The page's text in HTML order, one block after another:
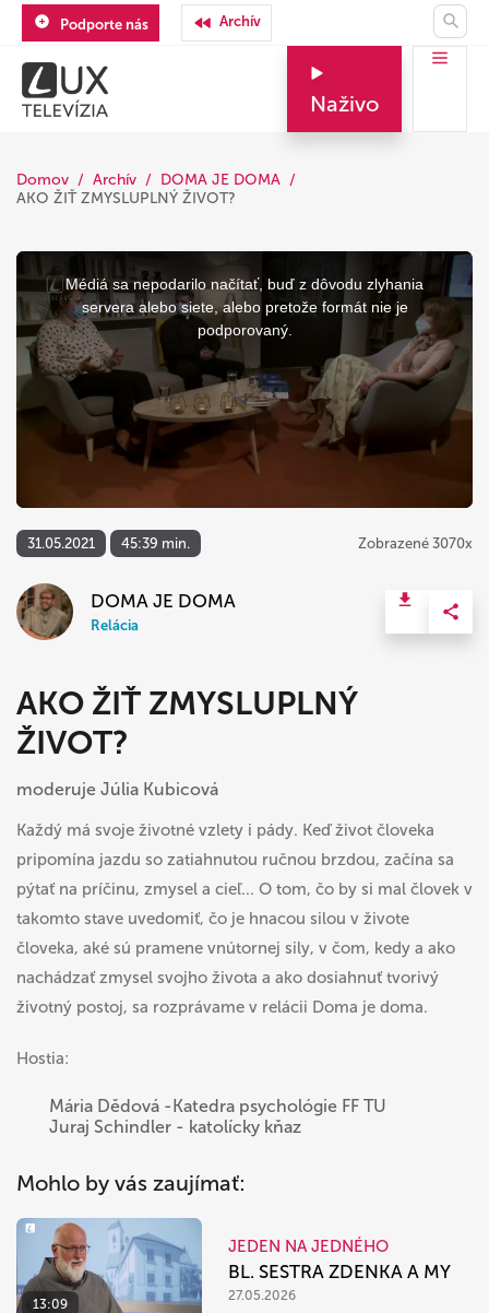
Podporte nás Archív
Naživo
Domov Archív
DOMA JE DOMA
AKO ŽIŤ ZMYSLUPLNÝ ŽIVOT?
This
window.
Médiá sa nepodarilo načítať, buď z dôvodu zlyhania
servera alebo siete, alebo pretože formát nie je
podporovaný.
31.05.2021 45:39 min. Zobrazené 3070x
DOMA JE DOMA
Relácia
AKO ŽIŤ ZMYSLUPLNÝ
ŽIVOT?
moderuje Júlia Kubicová
Každý má svoje životné vzlety i pády. Keď život človeka
pripomína jazdu so zatiahnutou ručnou brzdou, začína sa
pýtať na príčinu, zmysel a cieľ... O tom, čo by si mal človek v
takomto stave uvedomiť, čo je hnacou silou v živote
človeka, aké sú pramene vnútornej sily, v čom, kedy a ako
nachádzať zmysel svojho života a ako dosiahnuť tvorivý
životný postoj, sa rozprávame v relácii Doma je doma.
Hostia:
Mária Dědová -Katedra psychológie FF TU
Juraj Schindler - katolícky kňaz
Mohlo by vás zaujímať:
13:09
JEDEN NA JEDNÉHO
BL. SESTRA ZDENKA A MY
27.05.2026